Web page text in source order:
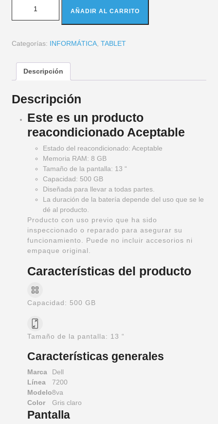
AÑADIR AL CARRITO
Categorías: INFORMÁTICA TABLET
Descripción
Descripción
Este es un producto
reacondicionado Aceptable
Estado del reacondicionado: Aceptable
Memoria RAM: 8 GB
Tamaño de la pantalla: 13 “
Capacidad: 500 GB
Diseñada para llevar a todas partes.
La duración de la batería depende del uso que se le
dé al producto.
Producto con uso previo que ha sido
inspeccionado o reparado para asegurar su
funcionamiento. Puede no incluir accesorios ni
empaque original.
Características del producto
Capacidad: 500 GB
Tamaño de la pantalla: 13 “
Características generales
Marca
Dell
Línea
7200
Modelo8va
Color
Gris claro
Pantalla